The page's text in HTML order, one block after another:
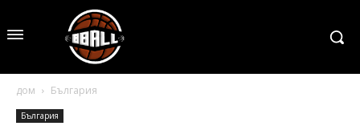
дом България
България